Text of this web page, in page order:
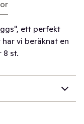
ett perfekt
vi beräknat en
8 st.